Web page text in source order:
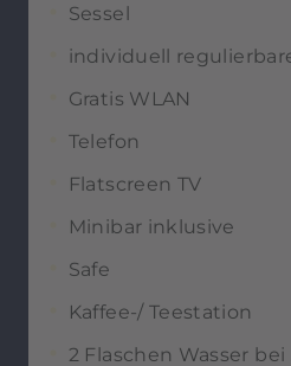
Sessel
individuell
Gratis WLAN
Telefon
Flatscreen TV
Minibar inklusive
Safe
Kaffee-/ Teestation
2 Flaschen Wasser bei